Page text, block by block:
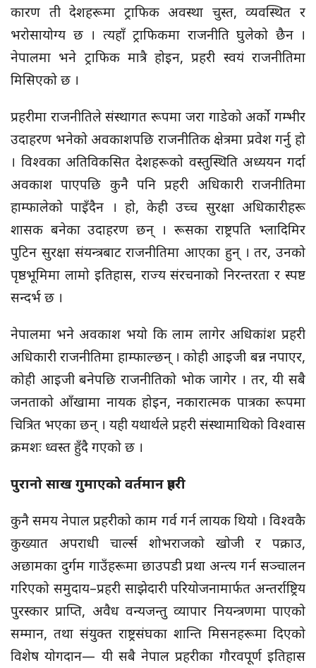
कारण ती देशहरूमा ट्राफिक अवस्था चुस्त, व्यवस्थित र
भरोसायोग्य छ । त्यहाँ ट्राफिकमा राजनीति घुलेको छैन ।
नेपालमा भने ट्राफिक मात्रै होइन, प्रहरी स्वयं राजनीतिमा
मिसिएको छ ।
प्रहरीमा राजनीतिले संस्थागत रूपमा जरा गाडेको अर्को गम्भीर
उदाहरण भनेको अवकाशपछि राजनीतिक क्षेत्रमा प्रवेश गर्नु हो
। विश्वका अतिविकसित देशहरूको वस्तुस्थिति अध्ययन गर्दा
अवकाश पाएपछि कुनै पनि प्रहरी अधिकारी राजनीतिमा
हाम्फालेको पाइँदैन । हो, केही उच्च सुरक्षा अधिकारीहरू
शासक बनेका उदाहरण छन् । रूसका राष्ट्रपति भ्लादिमिर
पुटिन सुरक्षा संयन्त्रबाट राजनीतिमा आएका हुन् । तर, उनको
पृष्ठभूमिमा लामो इतिहास, राज्य संरचनाको निरन्तरता र स्पष्ट
सन्दर्भ छ ।
नेपालमा भने अवकाश भयो कि लाम लागेर अधिकांश प्रहरी
अधिकारी राजनीतिमा हाम्फाल्छन् । कोही आइजी बन्न नपाएर,
कोही आइजी बनेपछि राजनीतिको भोक जागेर । तर, यी सबै
जनताको आँखामा नायक होइन, नकारात्मक पात्रका रूपमा
चित्रित भएका छन् । यही यथार्थले प्रहरी संस्थामाथिको विश्वास
क्रमशः ध्वस्त हुँदै गएको छ ।
पुरानो साख गुमाएको वर्तमान प्रहरी
कुनै समय नेपाल प्रहरीको काम गर्व गर्न लायक थियो । विश्वकै
कुख्यात अपराधी चार्ल्स शोभराजको खोजी र पक्राउ,
अछामका दुर्गम गाउँहरूमा छाउपडी प्रथा अन्त्य गर्न सञ्चालन
गरिएको समुदाय–प्रहरी साझेदारी परियोजनामार्फत अन्तर्राष्ट्रिय
पुरस्कार प्राप्ति, अवैध वन्यजन्तु व्यापार नियन्त्रणमा पाएको
सम्मान, तथा संयुक्त राष्ट्रसंघका शान्ति मिसनहरूमा दिएको
विशेष योगदान— यी सबै नेपाल प्रहरीका गौरवपूर्ण इतिहास